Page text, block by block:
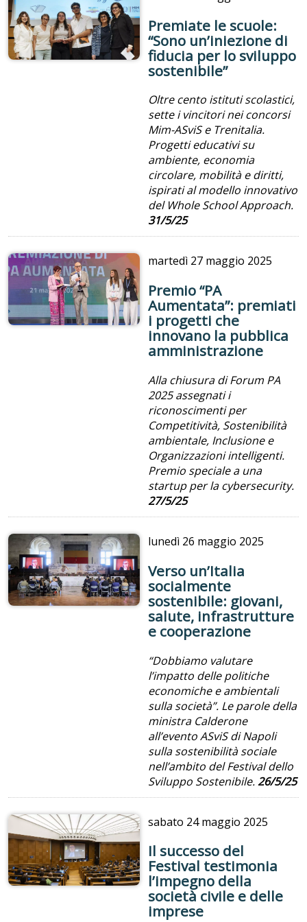
Premiate le scuole:
“Sono un’iniezione di
fiducia per lo sviluppo
sostenibile”
Oltre cento istituti scolastici,
sette i vincitori nei concorsi
Mim-ASviS e Trenitalia.
Progetti educativi su
ambiente, economia
circolare, mobilità e diritti,
ispirati al modello innovativo
del Whole School Approach.
31/5/25
martedì 27 maggio 2025
Premio “PA
Aumentata”: premiati
i progetti che
innovano la pubblica
amministrazione
Alla chiusura di Forum PA
2025 assegnati i
riconoscimenti per
Competitività, Sostenibilità
ambientale, Inclusione e
Organizzazioni intelligenti.
Premio speciale a una
startup per la cybersecurity.
27/5/25
lunedì 26 maggio 2025
Verso un’Italia
socialmente
sostenibile: giovani,
salute, infrastrutture
e cooperazione
“Dobbiamo valutare
l’impatto delle politiche
economiche e ambientali
sulla società”. Le parole della
ministra Calderone
all’evento ASviS di Napoli
sulla sostenibilità sociale
nell’ambito del Festival dello
Sviluppo Sostenibile.26/5/25
sabato 24 maggio 2025
Il successo del
Festival testimonia
l’impegno della
società civile e delle
imprese